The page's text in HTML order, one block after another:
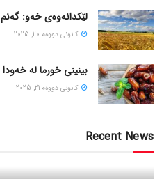
لێکدانەوەی خەو: گەنم
كانونی دووه‌م 20, 2025
بینینی خورما لە خەودا
كانونی دووه‌م 21, 2025
Recent News